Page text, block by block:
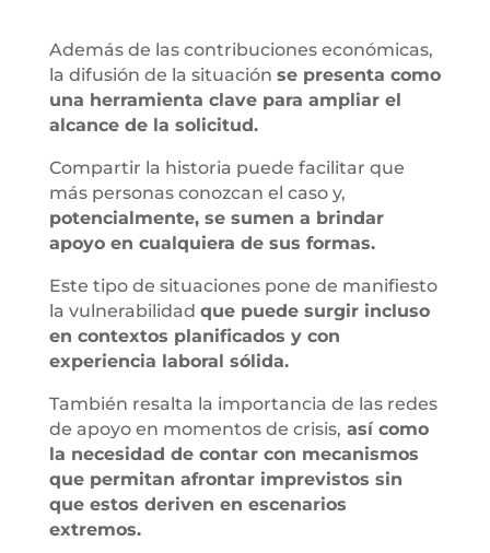
Además de las contribuciones económicas,
la difusión de la situación se presenta como
una herramienta clave para ampliar el
alcance de la solicitud.
Compartir la historia puede facilitar que
más personas conozcan el caso y,
potencialmente, se sumen a brindar
apoyo en cualquiera de sus formas.
Este tipo de situaciones pone de manifiesto
la vulnerabilidad que puede surgir incluso
en contextos planificados y con
experiencia laboral sólida.
También resalta la importancia de las redes
de apoyo en momentos de crisis, así como
la necesidad de contar con mecanismos
que permitan afrontar imprevistos sin
que estos deriven en escenarios
extremos.